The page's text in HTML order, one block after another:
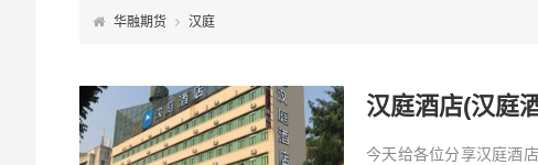
华融期货 汉庭
汉庭酒店(汉庭
今天给各位分享汉庭酒